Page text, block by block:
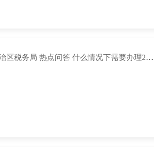
国家税务总局宁夏回族自治区税务局 热点问答 什么情况下需要办理2023年度个人所得税综合所得年度汇算？